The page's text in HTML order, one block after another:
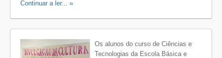
Continuar a ler...
Os alunos do curso de Ciências e
Tecnologias da Escola Básica e